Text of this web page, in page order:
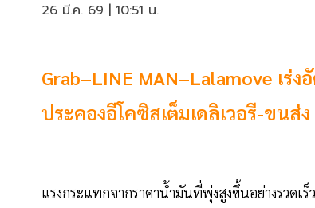
26 มี.ค. 69 | 10:51 น.
Grab–LINE MAN–Lalamove เร่
ประคองอีโคซิสเต็มเดลิเวอรี-ขน
แรงกระแทกจากราคาน้ำมันที่พุ่งสูงขึ้นอย่างรวด